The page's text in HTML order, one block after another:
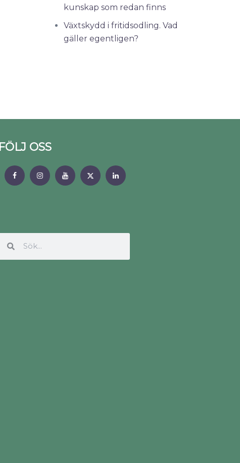
kunskap som redan finns
Växtskydd i fritidsodling. Vad
gäller egentligen?
FÖLJ OSS